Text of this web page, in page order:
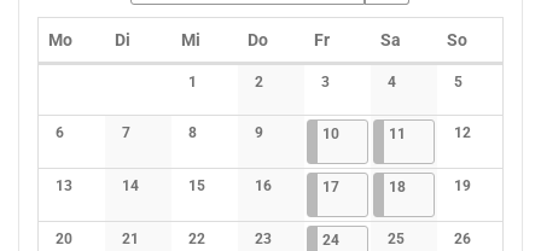
MoMontag
Di Dienstag
Mi Mittwoch
DoDonnerstag
FrFreitagSa Samstag
SoSonntag
1
Keine Veranstaltungen
2
Keine Veranstaltungen
3
Keine Veranstaltungen
4
Keine Veranstaltungen
5
Keine
6
Keine Veranstaltungen
7
Keine Veranstaltungen
8
Keine Veranstaltungen
9
Keine Veranstaltungen
1010.04.2026
4 Veranstaltungen
11 11.04.2026
3 Veranstaltungen
12
Keine
13
Keine Veranstaltungen
14
Keine Veranstaltungen
15
Keine Veranstaltungen
16
Keine Veranstaltungen
1717.04.2026
4 Veranstaltungen
1818.04.2026
3 Veranstaltungen
19
Keine
20 21 22 23 2424.04.2026
4 Veranstaltungen
25 26